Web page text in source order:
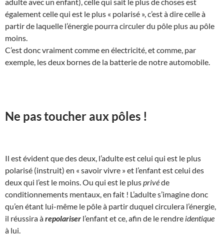
également celle qui est le plus « polarisé », c’est à dire celle à
partir de laquelle l’énergie pourra circuler du pôle plus au pôle
moins.
C’est donc vraiment comme en électricité, et comme, par
exemple, les deux bornes de la batterie de notre automobile.
Ne pas toucher aux pôles !
Il est évident que des deux, l’adulte est celui qui est le plus
polarisé (instruit) en « savoir vivre » et l’enfant est celui des
deux qui l’est le moins. Ou qui est le plusprivéde
conditionnements mentaux, en fait ! L’adulte s’imagine donc
qu’en étant lui-même le pôle à partir duquel circulera l’énergie,
il réussira àrepolariser l’enfant et ce, afin de le rendre identique
à lui.